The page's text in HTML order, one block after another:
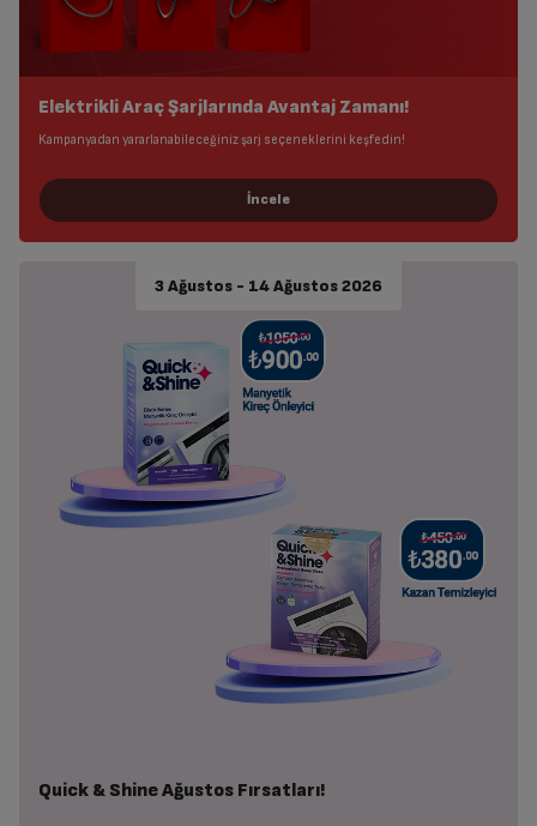
Elektrikli Araç Şarjlarında Avantaj Zamanı!
Kampanyadan yararlanabileceğiniz şarj seçeneklerini keşfedin!
3 Ağustos - 14 Ağustos 2026
Quick & Shine Ağustos Fırsatları!